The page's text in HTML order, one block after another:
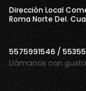
Direcciòn Local
Roma Norte Del.
5575991546 /
Llámanos con